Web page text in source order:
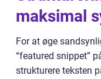
maksimal
For at øge
“featured snippet”
strukturere teksten